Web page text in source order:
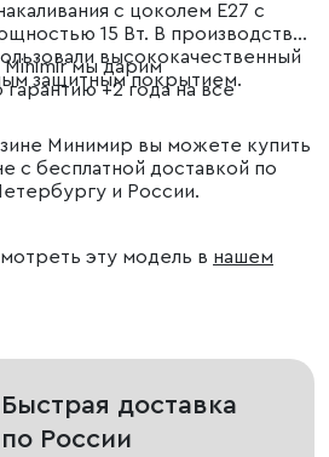
с цоколем Е27 с
15 Вт. В производстве
высококачественный
защитным покрытием.
мы дарим
+2 года на все
Минимир вы можете купить
с бесплатной доставкой по
и России.
эту модель в нашем
Быстрая доставка
по России